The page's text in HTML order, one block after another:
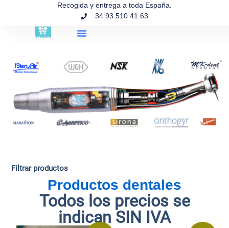
Recogida y entrega a toda España.
34 93 510 41 63
Filtrar productos
Productos dentales
Todos los precios se
indican SIN IVA